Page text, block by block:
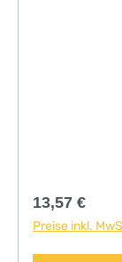
Regulärer
13,57 €
Preise inkl.